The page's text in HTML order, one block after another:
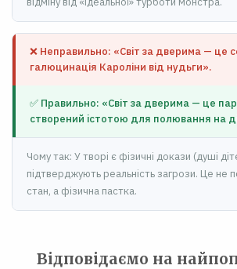
❌ Неправильно: «Світ за дверима — це
галюцинація Кароліни від нудьги».
✅ Правильно: «Світ за дверима — це
створений істотою для полювання на
Чому так: У творі є фізичні докази (душі
підтверджують реальність загрози. Це не
стан, а фізична пастка.
Відповідаємо на